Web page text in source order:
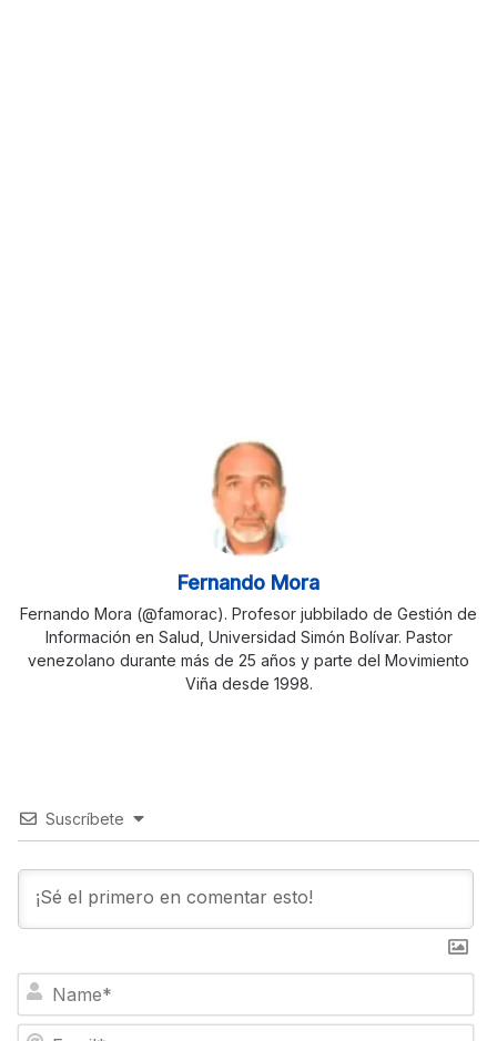
Fernando Mora
Fernando Mora (@famorac). Profesor jubbilado de Gestión de
Información en Salud, Universidad Simón Bolívar. Pastor
venezolano durante más de 25 años y parte del Movimiento
Viña desde 1998.
Suscríbete
m